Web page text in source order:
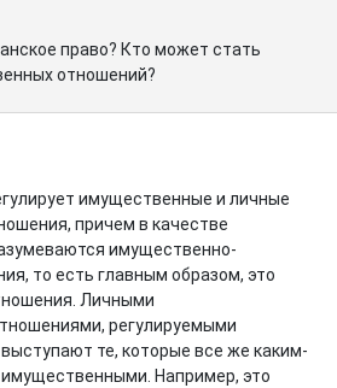
право? Кто может стать
отношений?
имущественные и личные
причем в качестве
имущественно-
то есть главным образом, это
Личными
регулируемыми
те, которые все же каким-
Например, это